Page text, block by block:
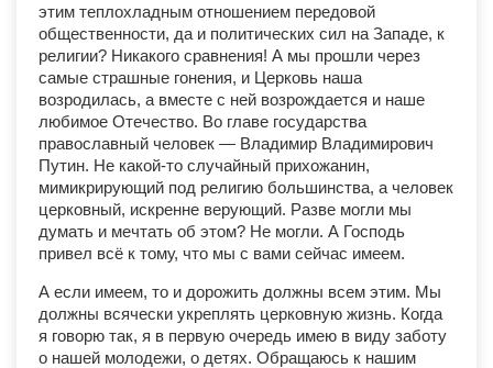
этим теплохладным отношением передовой
общественности, да и политических сил на Западе, к
религии? Никакого сравнения! А мы прошли через
самые страшные гонения, и Церковь наша
возродилась, а вместе с ней возрождается и наше
любимое Отечество. Во главе государства
православный человек — Владимир Владимирович
Путин. Не какой-то случайный прихожанин,
мимикрирующий под религию большинства, а человек
церковный, искренне верующий. Разве могли мы
думать и мечтать об этом? Не могли. А Господь
привел всё к тому, что мы с вами сейчас имеем.
А если имеем, то и дорожить должны всем этим. Мы
должны всячески укреплять церковную жизнь. Когда
я говорю так, я в первую очередь имею в виду заботу
о нашей молодежи, о детях. Обращаюсь к нашим